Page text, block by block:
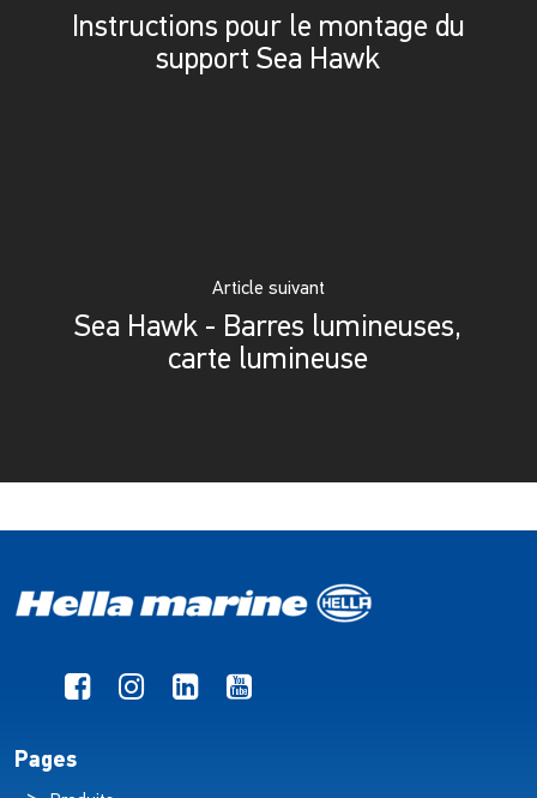
Instructions pour le montage du
support Sea Hawk
Article suivant
Sea Hawk - Barres lumineuses,
carte lumineuse
Pages